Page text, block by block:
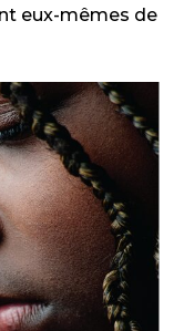
eux-mêmes de